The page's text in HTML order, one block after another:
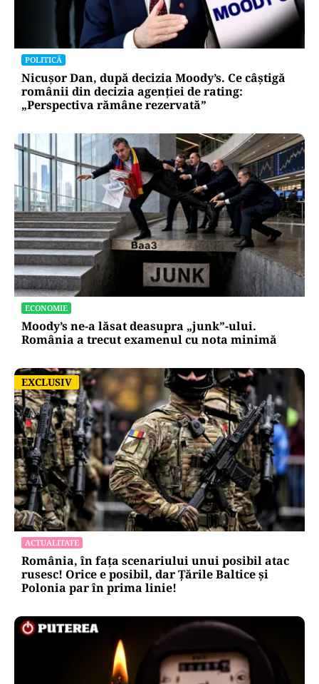
POLITICĂ
Nicușor Dan, după decizia Moody’s. Ce câștigă
românii din decizia agenției de rating:
„Perspectiva rămâne rezervată”
ECONOMIE
Moody’s ne-a lăsat deasupra „junk”-ului.
România a trecut examenul cu nota minimă
EXCLUSIV
EXCLUSIV
ACTUALITATE
România, în fața scenariului unui posibil atac
rusesc! Orice e posibil, dar Țările Baltice și
Polonia par în prima linie!